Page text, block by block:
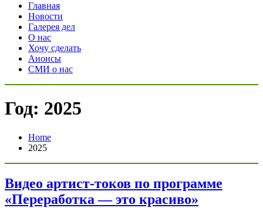
Главная
Новости
Галерея дел
О нас
Хочу сделать
Анонсы
СМИ о нас
Год: 2025
Home
2025
Видео артист-токов по программе
«Переработка — это красиво»